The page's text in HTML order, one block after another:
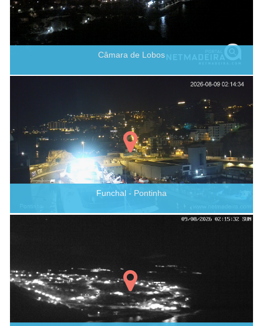
Câmara de Lobos
Funchal - Pontinha